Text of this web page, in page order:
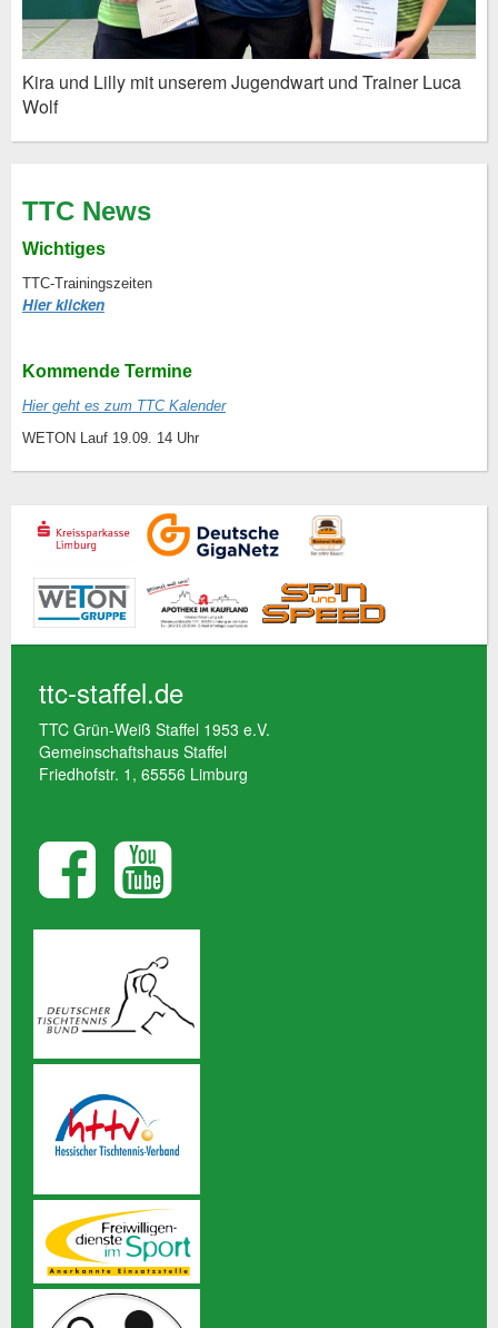
Kira und Lilly mit unserem Jugendwart und Trainer Luca
Wolf
TTC News
Wichtiges
TTC-Trainingszeiten
Hier klicken
Kommende Termine
Hier geht es zum TTC Kalender
WETON Lauf 19.09. 14 Uhr
ttc-staffel.de
TTC Grün-Weiß Staffel 1953 e.V.
Gemeinschaftshaus Staffel
Friedhofstr. 1, 65556 Limburg